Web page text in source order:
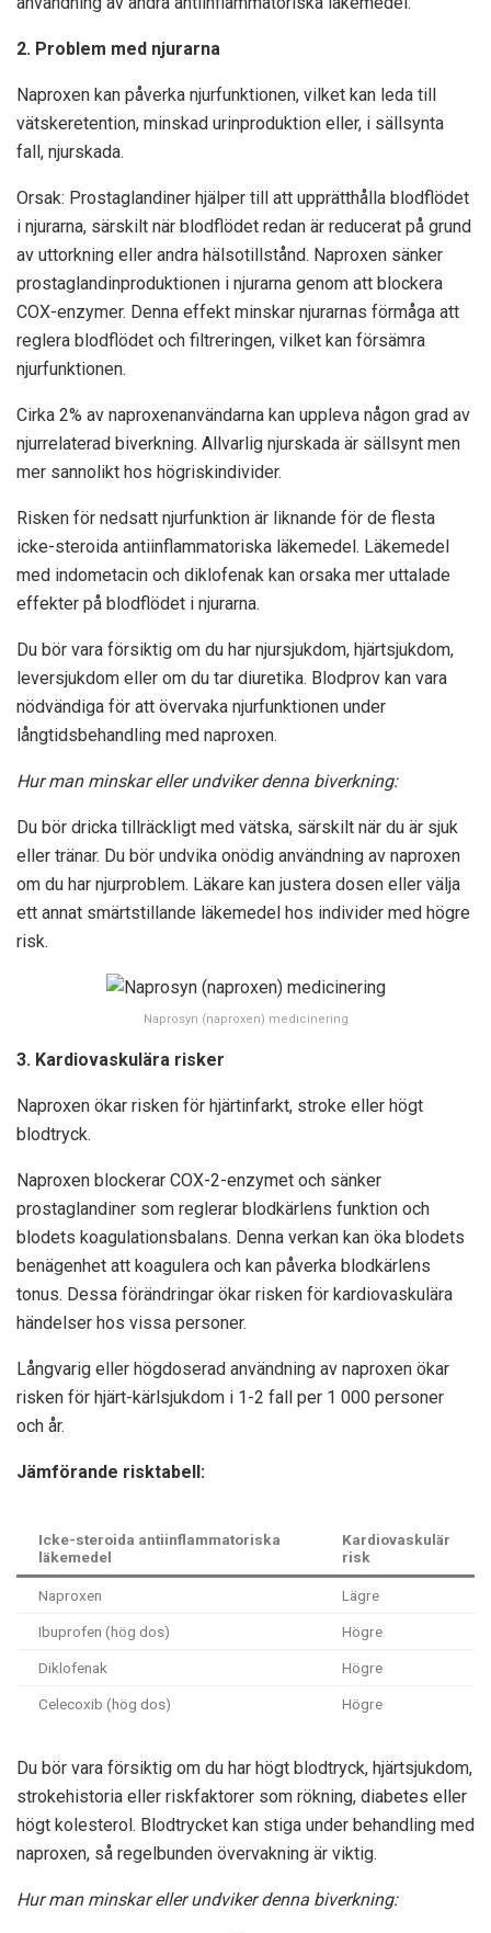
2. Problem med njurarna
Naproxen kan påverka njurfunktionen, vilket kan leda till
vätskeretention, minskad urinproduktion eller, i sällsynta
fall, njurskada.
Orsak: Prostaglandiner hjälper till att upprätthålla blodflödet
i njurarna, särskilt när blodflödet redan är reducerat på grund
av uttorkning eller andra hälsotillstånd. Naproxen sänker
prostaglandinproduktionen i njurarna genom att blockera
COX-enzymer. Denna effekt minskar njurarnas förmåga att
reglera blodflödet och filtreringen, vilket kan försämra
njurfunktionen.
Cirka 2% av naproxenanvändarna kan uppleva någon grad av
njurrelaterad biverkning. Allvarlig njurskada är sällsynt men
mer sannolikt hos högriskindivider.
Risken för nedsatt njurfunktion är liknande för de flesta
icke-steroida antiinflammatoriska läkemedel. Läkemedel
med indometacin och diklofenak kan orsaka mer uttalade
effekter på blodflödet i njurarna.
Du bör vara försiktig om du har njursjukdom, hjärtsjukdom,
leversjukdom eller om du tar diuretika. Blodprov kan vara
nödvändiga för att övervaka njurfunktionen under
långtidsbehandling med naproxen.
Hur man minskar eller undviker denna biverkning:
Du bör dricka tillräckligt med vätska, särskilt när du är sjuk
eller tränar. Du bör undvika onödig användning av naproxen
om du har njurproblem. Läkare kan justera dosen eller välja
ett annat smärtstillande läkemedel hos individer med högre
risk.
Naprosyn (naproxen) medicinering
3. Kardiovaskulära risker
Naproxen ökar risken för hjärtinfarkt, stroke eller högt
blodtryck.
Naproxen blockerar COX-2-enzymet och sänker
prostaglandiner som reglerar blodkärlens funktion och
blodets koagulationsbalans. Denna verkan kan öka blodets
benägenhet att koagulera och kan påverka blodkärlens
tonus. Dessa förändringar ökar risken för kardiovaskulära
händelser hos vissa personer.
Långvarig eller högdoserad användning av naproxen ökar
risken för hjärt-kärlsjukdom i 1-2 fall per 1 000 personer
och år.
Jämförande risktabell:
Icke-steroida antiinflammatoriska
läkemedel
Kardiovaskulär
risk
Naproxen Lägre
Ibuprofen (hög dos) Högre
Diklofenak Högre
Celecoxib (hög dos) Högre
Du bör vara försiktig om du har högt blodtryck, hjärtsjukdom,
strokehistoria eller riskfaktorer som rökning, diabetes eller
högt kolesterol. Blodtrycket kan stiga under behandling med
naproxen, så regelbunden övervakning är viktig.
Hur man minskar eller undviker denna biverkning: